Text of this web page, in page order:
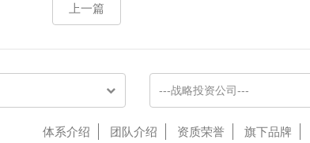
上一篇
---战略投资公司---
体系介绍 团队介绍 资质荣誉 旗下品牌